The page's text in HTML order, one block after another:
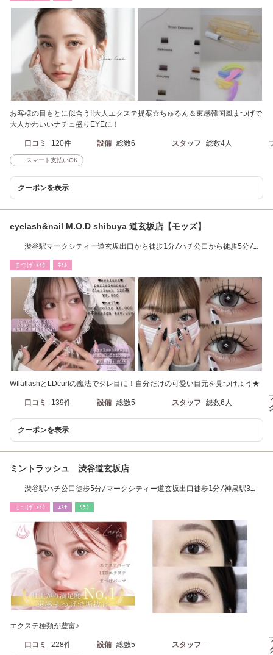
お客様の目もとに似合う!!大人エクステ提案☆ちゅるん＆束感韓国風まつげで
大人かわいいナチュ盛りEYEに！
口コミ 120件 設備 総数6 スタッフ 総数4人
スマート支払いOK
クーポンを表示
eyelash&nail M.O.D shibuya 道玄坂店【モッズ】
渋谷駅マークシティー道玄坂出口から徒歩1分/ハチ公口から徒歩5分/神
まつげ･ﾒｲｸ ﾈｲﾙ
WflatlashとLDcurlの魔法でタレ目に！自分だけの可愛い目元を見つけよう★
口コミ 139件 設備 総数5 スタッフ 総数6人
クーポンを表示
ミントラッシュ 渋谷道玄坂店
渋谷駅ハチ公口徒歩5分/マークシティー道玄坂出口徒歩1分/神泉駅3
まつげ･ﾒｲｸ ｴｽﾃ ﾘﾗｸ
エクステ種類が豊富♪
口コミ 228件 設備 総数5 スタッフ -